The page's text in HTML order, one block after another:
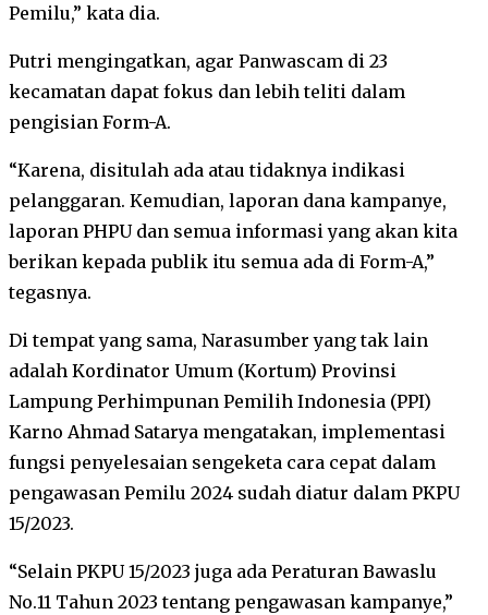
Pemilu,” kata dia.
Putri mengingatkan, agar Panwascam di 23
kecamatan dapat fokus dan lebih teliti dalam
pengisian Form-A.
“Karena, disitulah ada atau tidaknya indikasi
pelanggaran. Kemudian, laporan dana kampanye,
laporan PHPU dan semua informasi yang akan kita
berikan kepada publik itu semua ada di Form-A,”
tegasnya.
Di tempat yang sama, Narasumber yang tak lain
adalah Kordinator Umum (Kortum) Provinsi
Lampung Perhimpunan Pemilih Indonesia (PPI)
Karno Ahmad Satarya mengatakan, implementasi
fungsi penyelesaian sengeketa cara cepat dalam
pengawasan Pemilu 2024 sudah diatur dalam PKPU
15/2023.
“Selain PKPU 15/2023 juga ada Peraturan Bawaslu
No.11 Tahun 2023 tentang pengawasan kampanye,”